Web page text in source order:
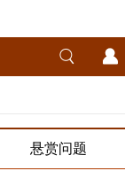
悬赏问题